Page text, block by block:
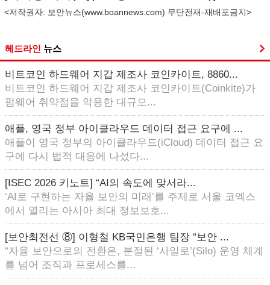
<저작권자: 보안뉴스(www.boannews.com) 무단전재-재배포금지>
헤드라인 뉴스
비트코인 하드웨어 지갑 제조사 코인카이트, 8860...
비트코인 하드웨어 지갑 제조사 코인카이트(Coinkite)가
펌웨어 취약점을 악용한 대규모...
애플, 영국 정부 아이클라우드 데이터 접근 요구에 ...
애플이 영국 정부의 아이클라우드(iCloud) 데이터 접근 요
구에 다시 법적 대응에 나섰다...
[ISEC 2026 키노트] “AI의 속도에 맞서라...
‘AI로 구현하는 자율 보안의 미래’를 주제로 서울 코엑스
에서 열리는 아시아 최대 정보보호...
[보안최전선 ⑧] 이형철 KB국민은행 팀장 “보안 ...
“자율 보안으로의 전환은, 분절된 ‘사일로’(Silo) 운영 체계
를 넘어 조직과 프로세스를...